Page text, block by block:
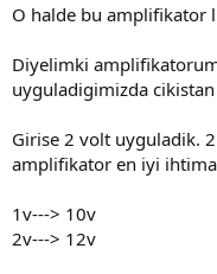
O halde bu amplifikator
Diyelimki
uyguladigimizda
Girise 2 volt uyguladik.
amplifikator en iyi
1v---> 10v
2v---> 12v